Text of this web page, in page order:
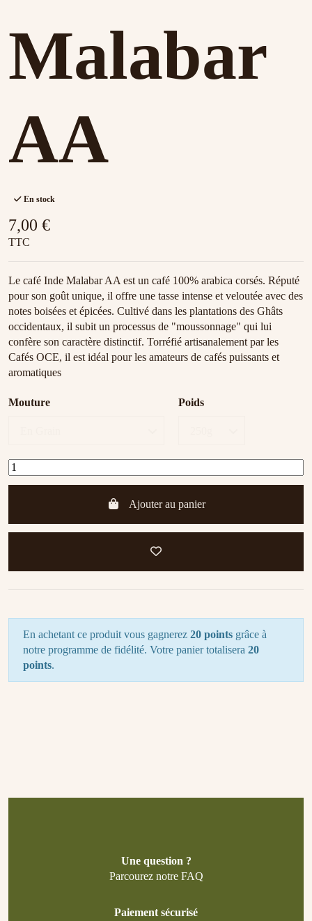
Malabar
AA
En stock
7,00 €
TTC
Le café Inde Malabar AA est un café 100% arabica corsés. Réputé
pour son goût unique, il offre une tasse intense et veloutée avec des
notes boisées et épicées. Cultivé dans les plantations des Ghâts
occidentaux, il subit un processus de "moussonnage" qui lui
confère son caractère distinctif. Torréfié artisanalement par les
Cafés OCE, il est idéal pour les amateurs de cafés puissants et
aromatiques
Mouture Poids
Ajouter au panier
En achetant ce produit vous gagnerez 20 points grâce à
notre programme de fidélité. Votre panier totalisera 20
points.
Une question ?
Parcourez notre FAQ
Paiement sécurisé